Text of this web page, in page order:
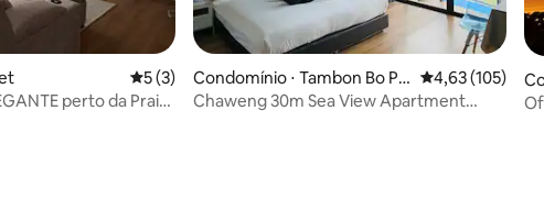
5 de uma avaliação média de 5, 3 avaliações
5 (3)
perto da Praia
Condomínio ⋅ Tambon Bo Pu
t
4,63 de uma
4,63 (105)
Chaweng 30m Sea View Apartment